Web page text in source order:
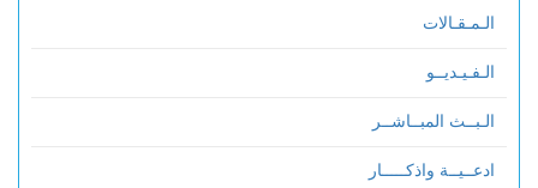
الـمـقـالات
الـفـيـديــو
الـبــث المبــاشــر
ادعــيــة واذكـــــار